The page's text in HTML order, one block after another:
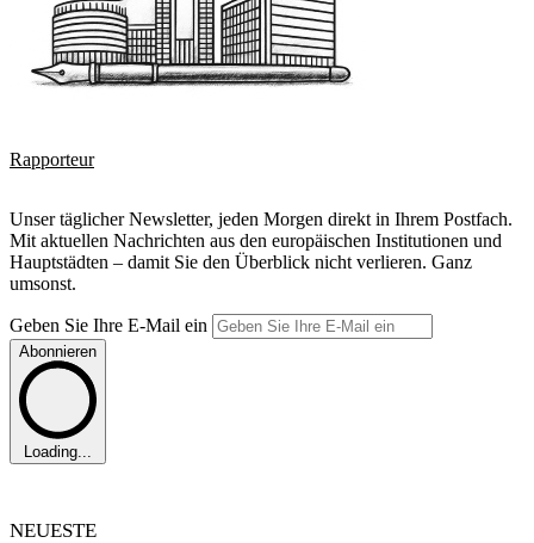
Rapporteur
Unser täglicher Newsletter, jeden Morgen direkt in Ihrem Postfach.
Mit aktuellen Nachrichten aus den europäischen Institutionen und
Hauptstädten – damit Sie den Überblick nicht verlieren. Ganz
umsonst.
Geben Sie Ihre E-Mail ein
Abonnieren
Loading...
NEUESTE